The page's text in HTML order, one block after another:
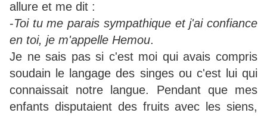
allure et me dit :
-Toi tu me parais sympathique et j'ai confiance
en toi, je m'appelle Hemou.
Je ne sais pas si c'est moi qui avais compris
soudain le langage des singes ou c'est lui qui
connaissait notre langue. Pendant que mes
enfants disputaient des fruits avec les siens,